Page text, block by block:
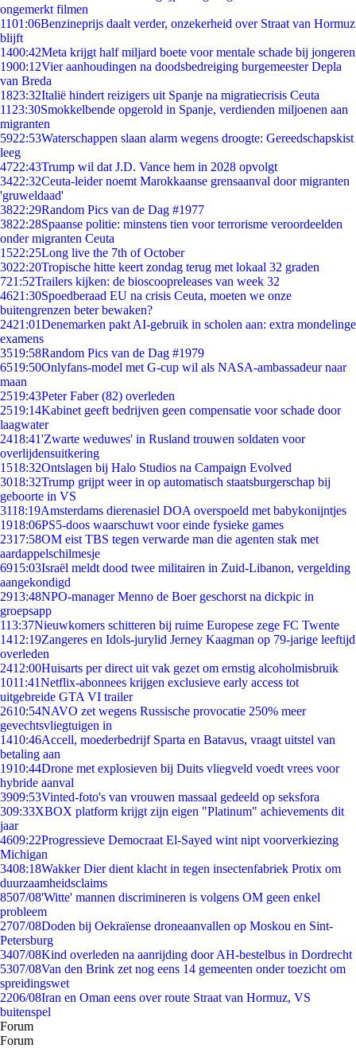
ongemerkt filmen
1101:06Benzineprijs daalt verder, onzekerheid over Straat van Hormuz
blijft
1400:42Meta krijgt half miljard boete voor mentale schade bij jongeren
1900:12Vier aanhoudingen na doodsbedreiging burgemeester Depla
van Breda
1823:32Italië hindert reizigers uit Spanje na migratiecrisis Ceuta
11 23:30Smokkelbende opgerold in Spanje, verdienden miljoenen aan
migranten
5922:53Waterschappen slaan alarm wegens droogte: Gereedschapskist
leeg
4722:43Trump wil dat J.D. Vance hem in 2028 opvolgt
3422:32Ceuta-leider noemt Marokkaanse grensaanval door migranten
'gruweldaad'
3822:29Random Pics van de Dag #1977
3822:28Spaanse politie: minstens tien voor terrorisme veroordeelden
onder migranten Ceuta
1522:25Long live the 7th of October
3022:20Tropische hitte keert zondag terug met lokaal 32 graden
721:52Trailers kijken: de bioscoopreleases van week 32
4621:30Spoedberaad EU na crisis Ceuta, moeten we onze
buitengrenzen beter bewaken?
2421:01Denemarken pakt AI-gebruik in scholen aan: extra mondelinge
examens
3519:58Random Pics van de Dag #1979
6519:50Onlyfans-model met G-cup wil als NASA-ambassadeur naar
maan
2519:43Peter Faber (82) overleden
2519:14Kabinet geeft bedrijven geen compensatie voor schade door
laagwater
2418:41'Zwarte weduwes' in Rusland trouwen soldaten voor
overlijdensuitkering
1518:32Ontslagen bij Halo Studios na Campaign Evolved
3018:32Trump grijpt weer in op automatisch staatsburgerschap bij
geboorte in VS
3118:19Amsterdams dierenasiel DOA overspoeld met babykonijntjes
1918:06PS5-doos waarschuwt voor einde fysieke games
2317:58OM eist TBS tegen verwarde man die agenten stak met
aardappelschilmesje
6915:03Israël meldt dood twee militairen in Zuid-Libanon, vergelding
aangekondigd
2913:48NPO-manager Menno de Boer geschorst na dickpic in
groepsapp
113:37Nieuwkomers schitteren bij ruime Europese zege FC Twente
1412:19Zangeres en Idols-jurylid Jerney Kaagman op 79-jarige leeftijd
overleden
2412:00Huisarts per direct uit vak gezet om ernstig alcoholmisbruik
1011:41Netflix-abonnees krijgen exclusieve early access tot
uitgebreide GTA VI trailer
2610:54NAVO zet wegens Russische provocatie 250% meer
gevechtsvliegtuigen in
1410:46Accell, moederbedrijf Sparta en Batavus, vraagt uitstel van
betaling aan
1910:44Drone met explosieven bij Duits vliegveld voedt vrees voor
hybride aanval
3909:53Vinted-foto's van vrouwen massaal gedeeld op seksfora
309:33XBOX platform krijgt zijn eigen "Platinum" achievements dit
jaar
4609:22Progressieve Democraat El-Sayed wint nipt voorverkiezing
Michigan
3408:18Wakker Dier dient klacht in tegen insectenfabriek Protix om
duurzaamheidsclaims
8507/08'Witte' mannen discrimineren is volgens OM geen enkel
probleem
2707/08Doden bij Oekraïense droneaanvallen op Moskou en Sint-
Petersburg
3407/08Kind overleden na aanrijding door AH-bestelbus in Dordrecht
5307/08Van den Brink zet nog eens 14 gemeenten onder toezicht om
spreidingswet
2206/08Iran en Oman eens over route Straat van Hormuz, VS
buitenspel
Forum
Forum